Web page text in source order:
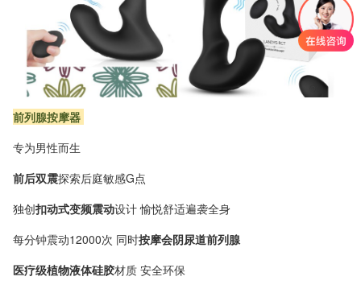
前列腺按摩器
专为男性而生
前后双震探索后庭敏感G点
独创扣动式变频震动设计 愉悦舒适遍袭全身
每分钟震动12000次 同时按摩会阴尿道前列腺
医疗级植物液体硅胶材质 安全环保